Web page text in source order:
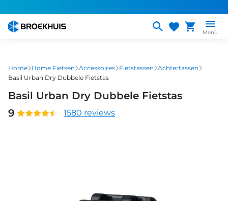
naar
gaan
Menu
Home Home Fietsen Accessoires Fietstassen Achtertassen
Basil Urban Dry Dubbele Fietstas
Basil Urban Dry Dubbele Fietstas
9
1580 reviews